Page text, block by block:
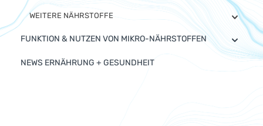
WEITERE NÄHRSTOFFE
FUNKTION & NUTZEN VON MIKRO-NÄHRSTOFFEN
NEWS ERNÄHRUNG + GESUNDHEIT